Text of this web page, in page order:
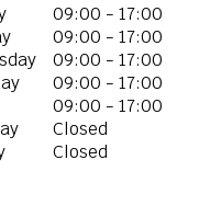
09:00 - 17:00
09:00 - 17:00
09:00 - 17:00
09:00 - 17:00
09:00 - 17:00
Closed
Closed